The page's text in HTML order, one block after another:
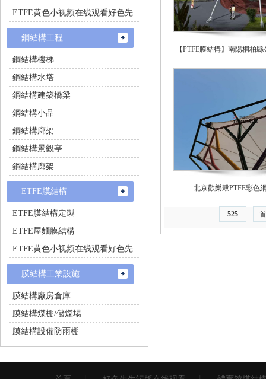
【PTFE膜結構】南陽桐柏
傘
北京歡樂穀PTFE彩色
525
生施工
ETFE黄色小视频在线观看好色先
生施工
鋼結構工程
鋼結構樓梯
鋼結構水塔
鋼結構建築橋梁
鋼結構小品
鋼結構廊架
鋼結構景觀亭
鋼結構廊架
ETFE膜結構
ETFE膜結構定製
ETFE屋麵膜結構
ETFE黄色小视频在线观看好色先
生
膜結構工業設施
膜結構廠房倉庫
膜結構煤棚/儲煤場
膜結構設備防雨棚